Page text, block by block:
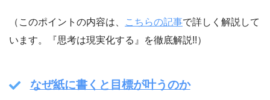
（このポイントの内容は、 こちらの記事で詳しく解説して
います。『思考は現実化する』を徹底解説!!）
なぜ紙に書くと目標が叶うのか